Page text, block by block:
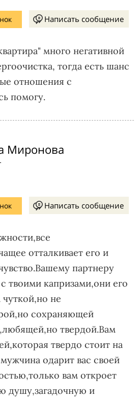
Написать сообщение
много негативной
тогда есть шанс
отношения с
помогу.
Миронова
Написать сообщение
отталкивает его и
партнеру
твоими капризами,они его
чуткой,но не
сохраняющей
твердой.Вам
твердо стоит на
одарит вас своей
вам откроет
душу,загадочную и